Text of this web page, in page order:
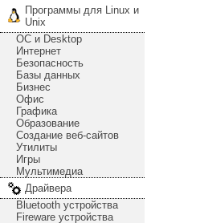
Программы для Linux и
Unix
ОС и Desktop
Интернет
Безопасность
Базы данных
Бизнес
Офис
Графика
Образование
Создание веб-сайтов
Утилиты
Игры
Мультимедиа
Драйвера
Bluetooth устройства
Fireware устройства